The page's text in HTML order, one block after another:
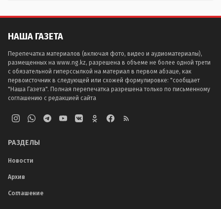
НАША ГАЗЕТА
Перепечатка материалов (включая фото, видео и аудиоматериалы),
размещенных на www.ng.kz, разрешена в объеме не более одной трети
с обязательной гиперссылкой на материал в первом абзаце, как
первоисточник в следующей или схожей формулировке: "сообщает
"Наша Газета". Полная перепечатка разрешена только по письменному
соглашению с редакцией сайта
РАЗДЕЛЫ
Новости
Архив
Соглашение